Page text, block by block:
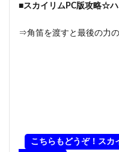
■スカイリムPC版攻略☆
⇒角笛を渡すと最後の力
こちらもどうぞ！スカ